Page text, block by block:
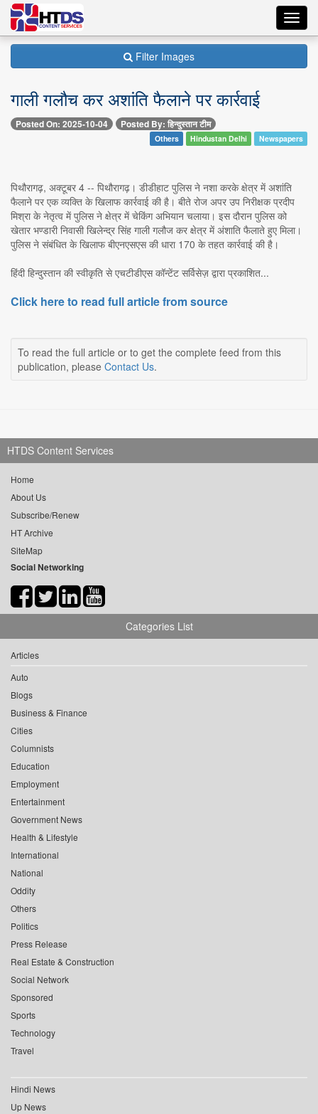
Filter Images
गाली गलौच कर अशांति फैलाने पर कार्रवाई
Posted On: 2025-10-04 Posted By: हिन्दुस्तान टीम
Others Hindustan Delhi Newspapers
पिथौरागढ़, अक्टूबर 4 -- पिथौरागढ़। डीडीहाट पुलिस ने नशा करके क्षेत्र में अशांति
फैलाने पर एक व्यक्ति के खिलाफ कार्रवाई की है। बीते रोज अपर उप निरीक्षक प्रदीप
मिश्रा के नेतृत्व में पुलिस ने क्षेत्र में चेकिंग अभियान चलाया। इस दौरान पुलिस को
खेतार भण्डारी निवासी खिलेन्द्र सिंह गाली गलौज कर क्षेत्र में अंशाति फैलाते हुए मिला।
पुलिस ने संबंधित के खिलाफ बीएनएसएस की धारा 170 के तहत कार्रवाई की है।
हिंदी हिन्दुस्तान की स्वीकृति से एचटीडीएस कॉन्टेंट सर्विसेज़ द्वारा प्रकाशित...
Click here to read full article from source
To read the full article or to get the complete feed from this
publication, please Contact Us.
HTDS Content Services
Home
About Us
Subscribe/Renew
HT Archive
SiteMap
Social Networking
Categories List
Articles
Auto
Blogs
Business & Finance
Cities
Columnists
Education
Employment
Entertainment
Government News
Health & Lifestyle
International
National
Oddity
Others
Politics
Press Release
Real Estate & Construction
Social Network
Sponsored
Sports
Technology
Travel
Hindi News
Up News